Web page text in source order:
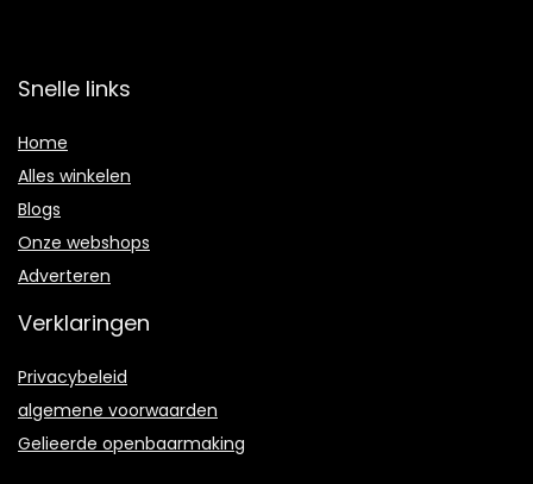
Snelle links
Home
Alles winkelen
Blogs
Onze webshops
Adverteren
Verklaringen
Privacybeleid
algemene voorwaarden
Gelieerde openbaarmaking